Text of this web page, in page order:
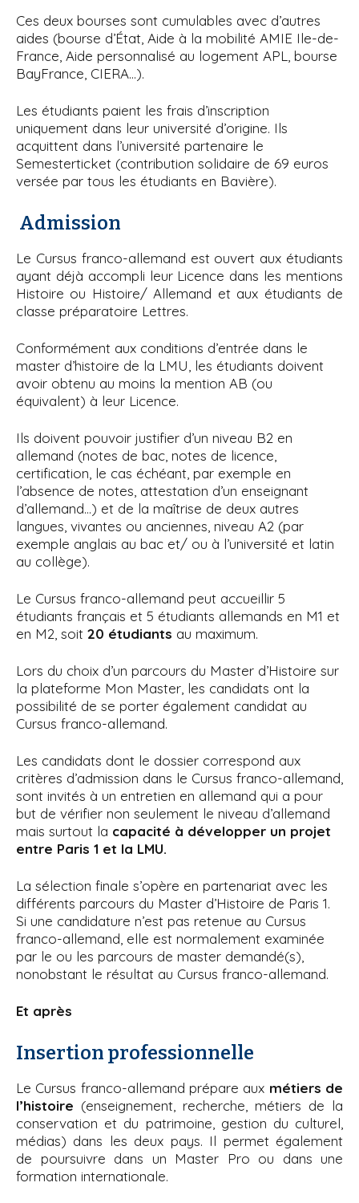
Ces deux bourses sont cumulables avec d’autres
aides (bourse d’État, Aide à la mobilité AMIE Ile-de-
France, Aide personnalisé au logement APL, bourse
BayFrance, CIERA…).
Les étudiants paient les frais d’inscription
uniquement dans leur université d’origine. Ils
acquittent dans l’université partenaire le
Semesterticket (contribution solidaire de 69 euros
versée par tous les étudiants en Bavière).
Admission
Le Cursus franco-allemand est ouvert aux étudiants
ayant déjà accompli leur Licence dans les mentions
Histoire ou Histoire/ Allemand et aux étudiants de
classe préparatoire Lettres.
Conformément aux conditions d’entrée dans le
master d’histoire de la LMU, les étudiants doivent
avoir obtenu au moins la mention AB (ou
équivalent) à leur Licence.
Ils doivent pouvoir justifier d’un niveau B2 en
allemand (notes de bac, notes de licence,
certification, le cas échéant, par exemple en
l’absence de notes, attestation d’un enseignant
d’allemand…) et de la maîtrise de deux autres
langues, vivantes ou anciennes, niveau A2 (par
exemple anglais au bac et/ ou à l’université et latin
au collège).
Le Cursus franco-allemand peut accueillir 5
étudiants français et 5 étudiants allemands en M1 et
en M2, soit 20 étudiants au maximum.
Lors du choix d’un parcours du Master d’Histoire sur
la plateforme Mon Master, les candidats ont la
possibilité de se porter également candidat au
Cursus franco-allemand.
Les candidats dont le dossier correspond aux
critères d’admission dans le Cursus franco-allemand,
sont invités à un entretien en allemand qui a pour
but de vérifier non seulement le niveau d’allemand
mais surtout la capacité à développer un projet
entre Paris 1 et la LMU.
La sélection finale s’opère en partenariat avec les
différents parcours du Master d’Histoire de Paris 1.
Si une candidature n’est pas retenue au Cursus
franco-allemand, elle est normalement examinée
par le ou les parcours de master demandé(s),
nonobstant le résultat au Cursus franco-allemand.
Et après
Insertion professionnelle
Le Cursus franco-allemand prépare aux métiers de
l’histoire (enseignement, recherche, métiers de la
conservation et du patrimoine, gestion du culturel,
médias) dans les deux pays. Il permet également
de poursuivre dans un Master Pro ou dans une
formation internationale.